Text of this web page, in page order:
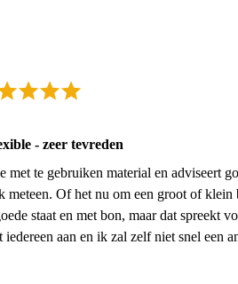
- zeer tevreden
met te gebruiken material en adviseert
meteen. Of het nu om een groot of
staat en met bon, maar dat spreekt
iedereen aan en ik zal zelf niet snel een